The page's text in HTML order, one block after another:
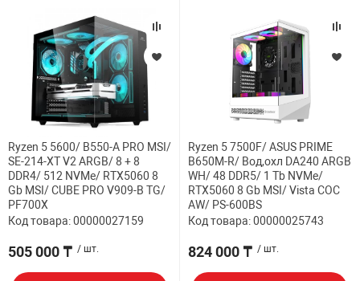
Ryzen 5 5600/ B550-A PRO MSI/
SE-214-XT V2 ARGB/ 8 + 8
DDR4/ 512 NVMe/ RTX5060 8
Gb MSI/ CUBE PRO V909-B TG/
PF700X
Код товара: 00000027159
505 000 ₸ / шт.
Ryzen 5 7500F/ ASUS PRIME
B650M-R/ Вод,охл DA240 ARGB
WH/ 48 DDR5/ 1 Tb NVMe/
RTX5060 8 Gb MSI/ Vista COC
AW/ PS-600BS
Код товара: 00000025743
824 000 ₸ / шт.